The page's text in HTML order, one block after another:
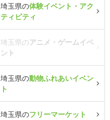
埼玉県の体験イベント・アク
ティビティ
埼玉県のアニメ・ゲームイベ
ント
埼玉県の動物ふれあいイベン
ト
埼玉県のフリーマーケット